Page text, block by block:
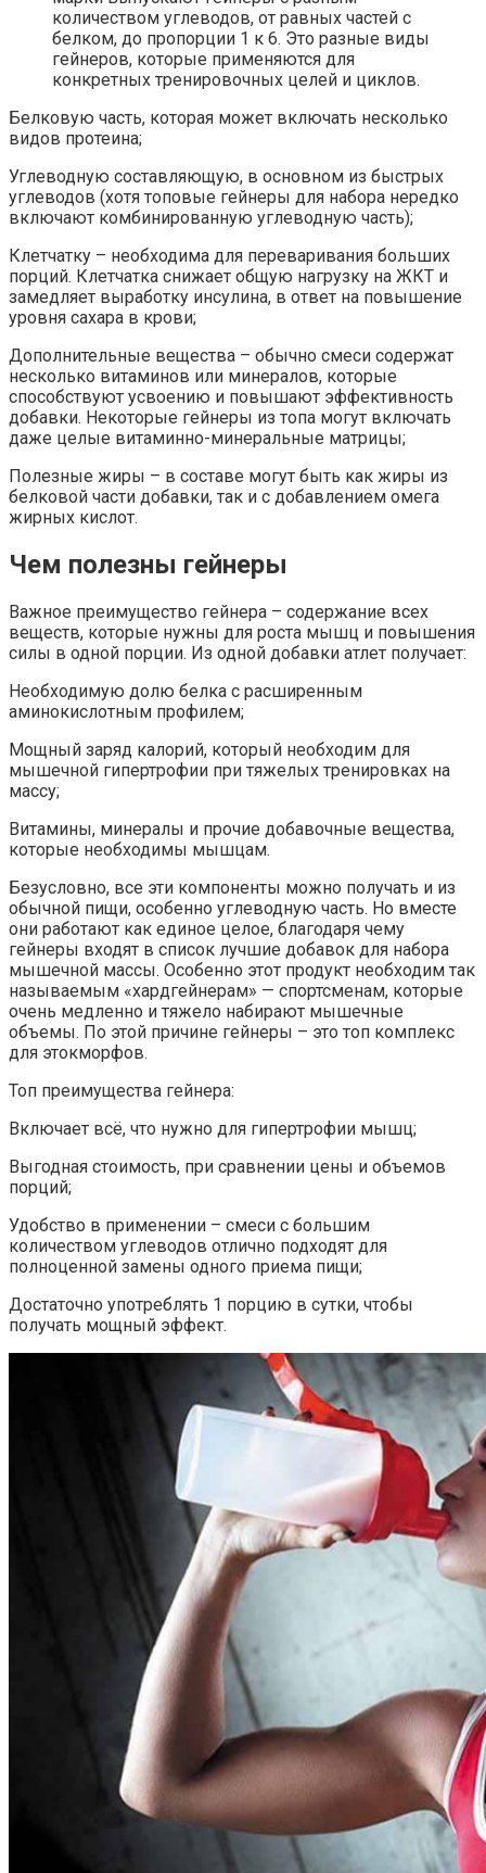
количеством углеводов, от равных частей с
белком, до пропорции 1 к 6. Это разные виды
гейнеров, которые применяются для
конкретных тренировочных целей и циклов.
Белковую часть, которая может включать несколько
видов протеина;
Углеводную составляющую, в основном из быстрых
углеводов (хотя топовые гейнеры для набора нередко
включают комбинированную углеводную часть);
Клетчатку – необходима для переваривания больших
порций. Клетчатка снижает общую нагрузку на ЖКТ и
замедляет выработку инсулина, в ответ на повышение
уровня сахара в крови;
Дополнительные вещества – обычно смеси содержат
несколько витаминов или минералов, которые
способствуют усвоению и повышают эффективность
добавки. Некоторые гейнеры из топа могут включать
даже целые витаминно-минеральные матрицы;
Полезные жиры – в составе могут быть как жиры из
белковой части добавки, так и с добавлением омега
жирных кислот.
Чем полезны гейнеры
Важное преимущество гейнера – содержание всех
веществ, которые нужны для роста мышц и повышения
силы в одной порции. Из одной добавки атлет получает:
Необходимую долю белка с расширенным
аминокислотным профилем;
Мощный заряд калорий, который необходим для
мышечной гипертрофии при тяжелых тренировках на
массу;
Витамины, минералы и прочие добавочные вещества,
которые необходимы мышцам.
Безусловно, все эти компоненты можно получать и из
обычной пищи, особенно углеводную часть. Но вместе
они работают как единое целое, благодаря чему
гейнеры входят в список лучшие добавок для набора
мышечной массы. Особенно этот продукт необходим так
называемым «хардгейнерам» — спортсменам, которые
очень медленно и тяжело набирают мышечные
объемы. По этой причине гейнеры – это топ комплекс
для этокморфов.
Топ преимущества гейнера:
Включает всё, что нужно для гипертрофии мышц;
Выгодная стоимость, при сравнении цены и объемов
порций;
Удобство в применении – смеси с большим
количеством углеводов отлично подходят для
полноценной замены одного приема пищи;
Достаточно употреблять 1 порцию в сутки, чтобы
получать мощный эффект.